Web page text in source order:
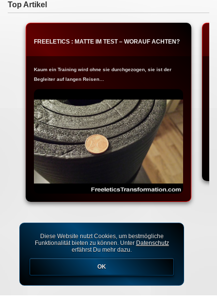
Top Artikel
FREELETICS : MATTE IM TEST – WORAUF ACHTEN?
Kaum ein Training wird ohne sie durchgezogen, sie ist der
Begleiter auf langen Reisen…
Diese Website nutzt Cookies, um bestmögliche
Funktionalität bieten zu können. Unter Datenschutz
erfährst Du mehr dazu.
OK